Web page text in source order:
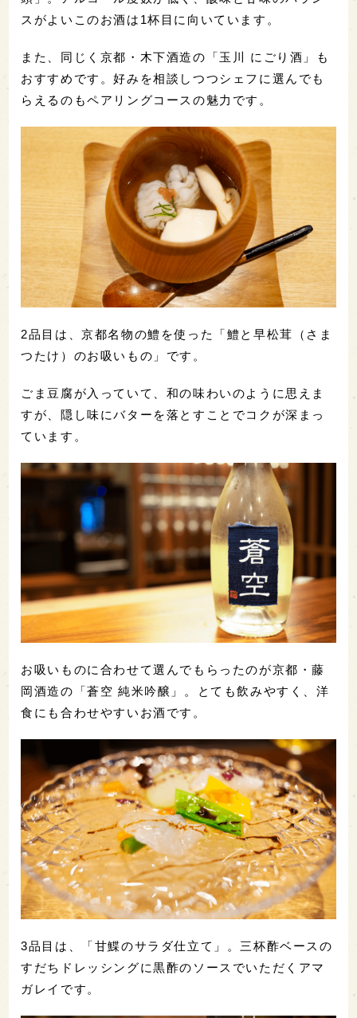
スがよいこのお酒は1杯目に向いています。
また、同じく京都・木下酒造の「玉川 にごり酒」も
おすすめです。好みを相談しつつシェフに選んでも
らえるのもペアリングコースの魅力です。
2品目は、京都名物の鱧を使った「鱧と早松茸（さま
つたけ）のお吸いもの」です。
ごま豆腐が入っていて、和の味わいのように思えま
すが、隠し味にバターを落とすことでコクが深まっ
ています。
お吸いものに合わせて選んでもらったのが京都・藤
岡酒造の「蒼空 純米吟醸」。とても飲みやすく、洋
食にも合わせやすいお酒です。
3品目は、「甘鰈のサラダ仕立て」。三杯酢ベースの
すだちドレッシングに黒酢のソースでいただくアマ
ガレイです。